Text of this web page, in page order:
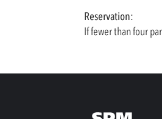
Reservation:
If fewer than four